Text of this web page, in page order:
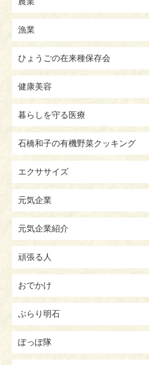
漁業
ひょうごの在来種保存会
健康美容
暮らしを守る医療
石橋和子の有機野菜クッキング
エクササイズ
元気企業
元気企業紹介
頑張る人
おでかけ
ぶらり明石
ぽっぽ隊